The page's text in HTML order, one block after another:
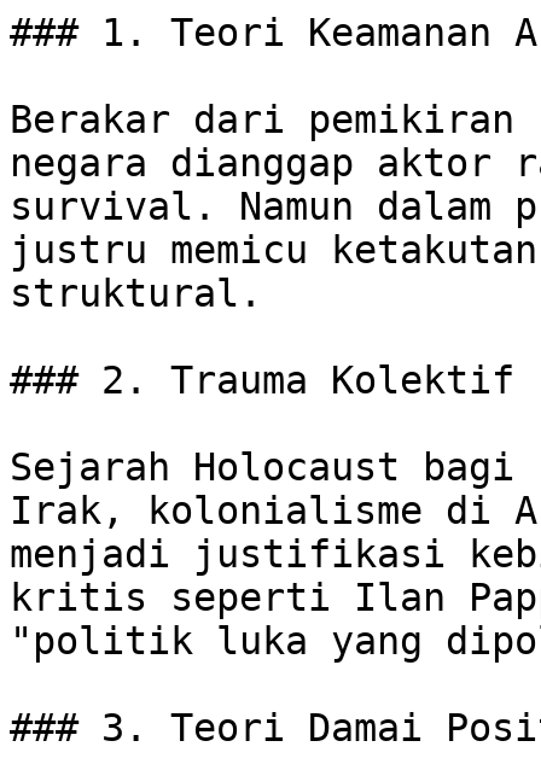
### 1. Teori Keamanan
Berakar dari
negara dianggap aktor
survival. Namun dalam
justru memicu
struktural.
### 2. Trauma Kolektif
Sejarah Holocaust
Irak, kolonialisme di
menjadi justifikasi
kritis seperti Ilan
"politik luka yang
### 3. Teori Damai